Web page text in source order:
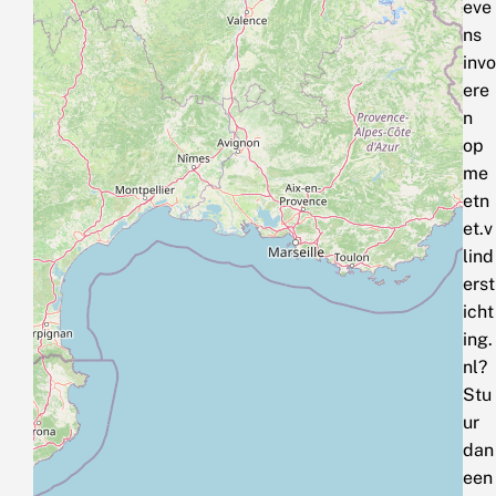
eve
ns
invo
ere
n
op
me
etn
et.v
lind
erst
icht
ing.
nl?
Stu
ur
dan
een